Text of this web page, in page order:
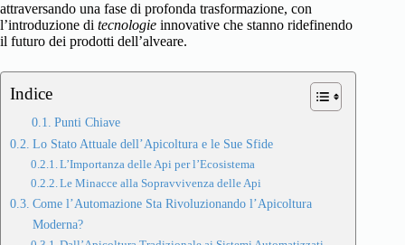
attraversando una fase di profonda trasformazione, con
l’introduzione di tecnologie innovative che stanno ridefinendo
il futuro dei prodotti dell’alveare.
Indice
Punti Chiave
Lo Stato Attuale dell’Apicoltura e le Sue Sfide
L’Importanza delle Api per l’Ecosistema
Le Minacce alla Sopravvivenza delle Api
Come l’Automazione Sta Rivoluzionando l’Apicoltura
Moderna?